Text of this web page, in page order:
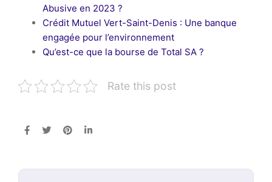
Abusive en 2023 ?
Crédit Mutuel Vert-Saint-Denis : Une banque
engagée pour l’environnement
Qu’est-ce que la bourse de Total SA ?
Rate this post